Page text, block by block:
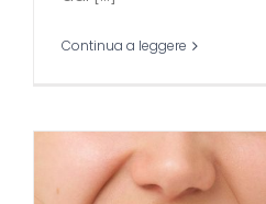
Continua a leggere